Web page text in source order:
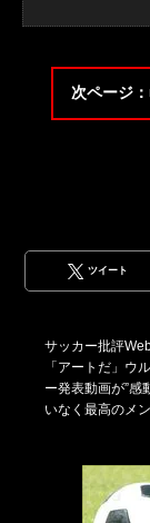
次ページ
ツイート
サッカー批評
「アートだ」ウ
ー発表動画が”感
いなく最高のメ